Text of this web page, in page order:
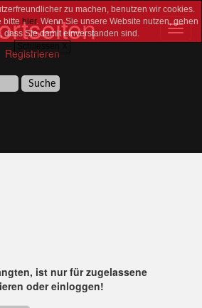
zu machen, benutzen wir cookies.
bitte hier. Wenn Sie unsere Website nutzen, gehen
dass Sie damit einverstanden sind.
Registrieren
ist nur für zugelassene
oder einloggen!